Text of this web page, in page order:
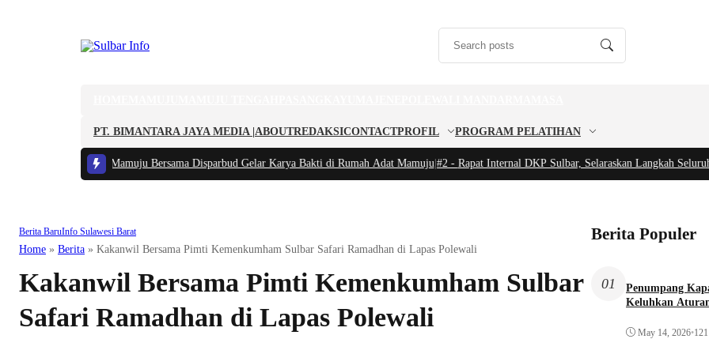
PT. BIMANTARA JAYA MEDIA | ABOUTREDAKSICONTACTPROFIL PROGRAM PELATIHAN
Kodim 1418/Mamuju Bersama Disparbud Gelar Karya Bakti di Rumah Adat Mamuju|#2 -Rapat Internal DKP Sulbar, Selaraskan Langkah Seluruh
Berita BaruInfo Sulawesi Barat
Home » Berita » Kakanwil Bersama Pimti Kemenkumham Sulbar Safari Ramadhan di Lapas Polewali
Kakanwil Bersama Pimti Kemenkumham Sulbar
Safari Ramadhan di Lapas Polewali
Berita Populer
01
Penumpang
Keluhkan
May 14, 2026•